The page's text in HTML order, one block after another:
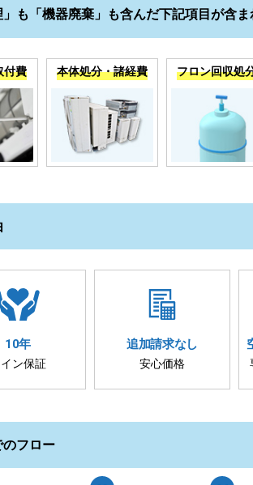
も「機器廃棄」も含んだ下記項目が含
付費 本体処分・諸経費 フロン回収処
10年
ン保証
追加請求なし
安心価格
フロー